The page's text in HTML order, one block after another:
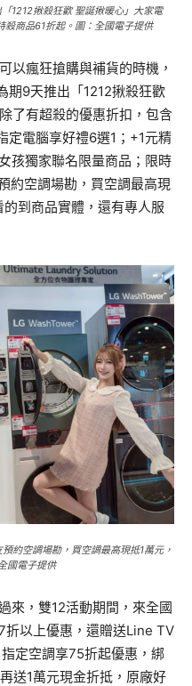
1212揪殺狂歡 聖誕揪暖心」大家電
商品61折起。圖：全國電子提供
以瘋狂搶購與補貨的時機，
期9天推出「1212揪殺狂歡
了有超殺的優惠折扣，包含
定電腦享好禮6選1；+1元精
孩獨家聯名限量商品；限時
約空調場勘，買空調最高現
到商品實體，還有專人服
約空調場勘，買空調最高現抵1萬元，
國電子提供
來，雙12活動期間，來全國
折以上優惠，還贈送Line TV
定空調享75折起優惠，綁
送1萬元現金折抵，原廠好